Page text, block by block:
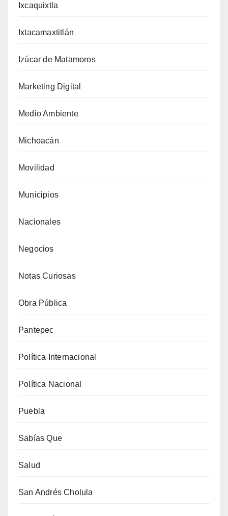
Ixcaquixtla
Ixtacamaxtitlán
Izúcar de Matamoros
Marketing Digital
Medio Ambiente
Michoacán
Movilidad
Municipios
Nacionales
Negocios
Notas Curiosas
Obra Pública
Pantepec
Política Internacional
Política Nacional
Puebla
Sabías Que
Salud
San Andrés Cholula